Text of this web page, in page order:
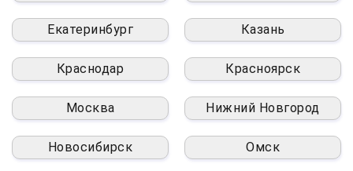
Екатеринбург Казань
Краснодар Красноярск
Москва Нижний Новгород
Новосибирск Омск